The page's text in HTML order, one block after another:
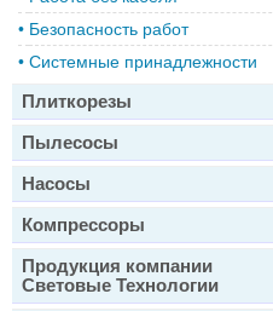
• Безопасность работ
• Системные принадлежности
Плиткорезы
Пылесосы
Насосы
Компрессоры
Продукция компании
Световые Технологии